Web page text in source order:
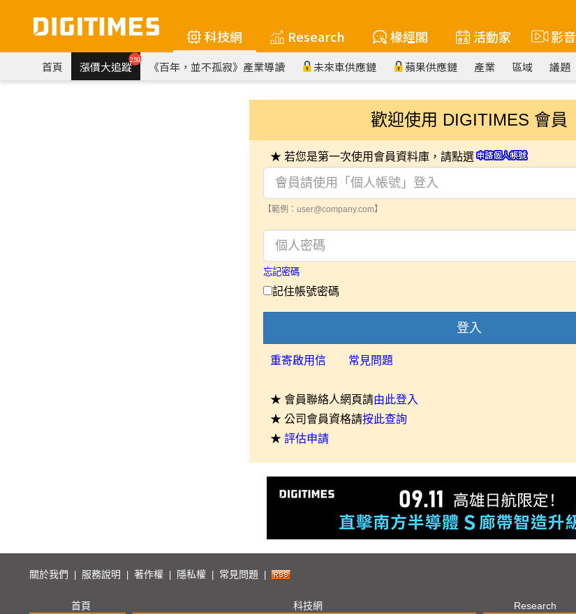
科技網 Research 椽經閣 活動家 影音
首頁 漲價大追蹤259 《百年，並不孤寂》產業導讀 未來車供應鏈 蘋果供應鏈 產業 區域 議題
歡迎使用 DIGITIMES 會員
★ 若您是第一次使用會員資料庫，請點選
【範例：user@company.com】
忘記密碼
記住帳號密碼
登入
重寄啟用信 常見問題
★ 會員聯絡人網頁請由此登入
★ 公司會員資格請按此查詢
★ 評估申請
關於我們 服務說明 著作權 隱私權 常見問題
首頁 科技網 Research